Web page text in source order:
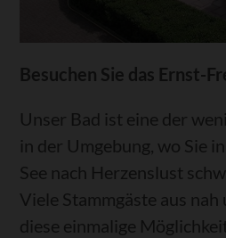
Besuchen Sie das Ernst-
Unser Bad ist eine der
in der Umgebung, wo Sie
See nach Herzenslust
Viele Stammgäste aus
diese einmalige